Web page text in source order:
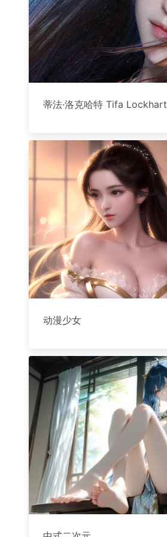
蒂法·洛克哈特 Tifa Lockhart
动漫少女